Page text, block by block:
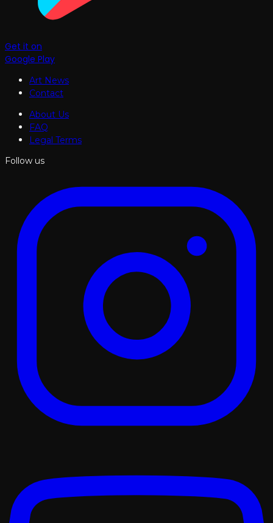
Get it on
Google Play
Art News
Contact
About Us
FAQ
Legal Terms
Follow us